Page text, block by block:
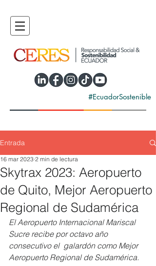
#EcuadorSostenible
Entrada
Skytrax 2023: Aeropuerto
de Quito, Mejor Aeropuerto
Regional de Sudamérica
16 mar 2023 2 min de lectura
El Aeropuerto Internacional Mariscal
Sucre recibe por octavo año
consecutivo el  galardón como Mejor
Aeropuerto Regional de Sudamérica.